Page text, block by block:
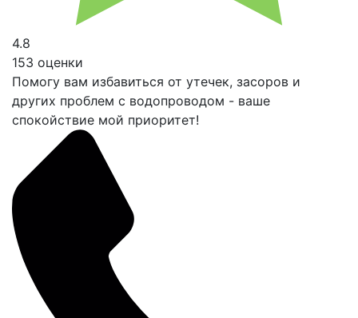
4.8
153 оценки
Помогу вам избавиться от утечек, засоров и
других проблем с водопроводом - ваше
спокойствие мой приоритет!